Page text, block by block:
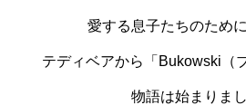
愛する息子たちのため
テディベアから「Bukowski（
物語は始まりまし